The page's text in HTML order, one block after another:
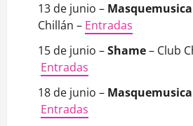
13 de junio – Masquemusica
Chillán – Entradas
15 de junio –Shame– Club
Entradas
18 de junio – Masquemusica
Entradas